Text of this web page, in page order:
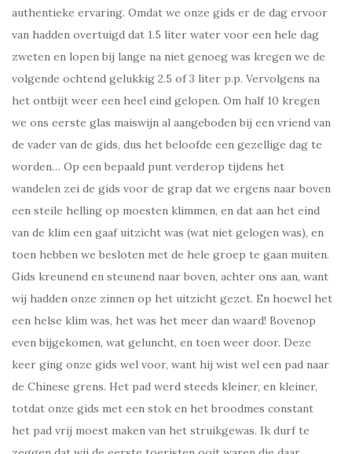
authentieke ervaring. Omdat we onze gids er de dag ervoor
van hadden overtuigd dat 1.5 liter water voor een hele dag
zweten en lopen bij lange na niet genoeg was kregen we de
volgende ochtend gelukkig 2.5 of 3 liter p.p. Vervolgens na
het ontbijt weer een heel eind gelopen. Om half 10 kregen
we ons eerste glas maiswijn al aangeboden bij een vriend van
de vader van de gids, dus het beloofde een gezellige dag te
worden… Op een bepaald punt verderop tijdens het
wandelen zei de gids voor de grap dat we ergens naar boven
een steile helling op moesten klimmen, en dat aan het eind
van de klim een gaaf uitzicht was (wat niet gelogen was), en
toen hebben we besloten met de hele groep te gaan muiten.
Gids kreunend en steunend naar boven, achter ons aan, want
wij hadden onze zinnen op het uitzicht gezet. En hoewel het
een helse klim was, het was het meer dan waard! Bovenop
even bijgekomen, wat geluncht, en toen weer door. Deze
keer ging onze gids wel voor, want hij wist wel een pad naar
de Chinese grens. Het pad werd steeds kleiner, en kleiner,
totdat onze gids met een stok en het broodmes constant
het pad vrij moest maken van het struikgewas. Ik durf te